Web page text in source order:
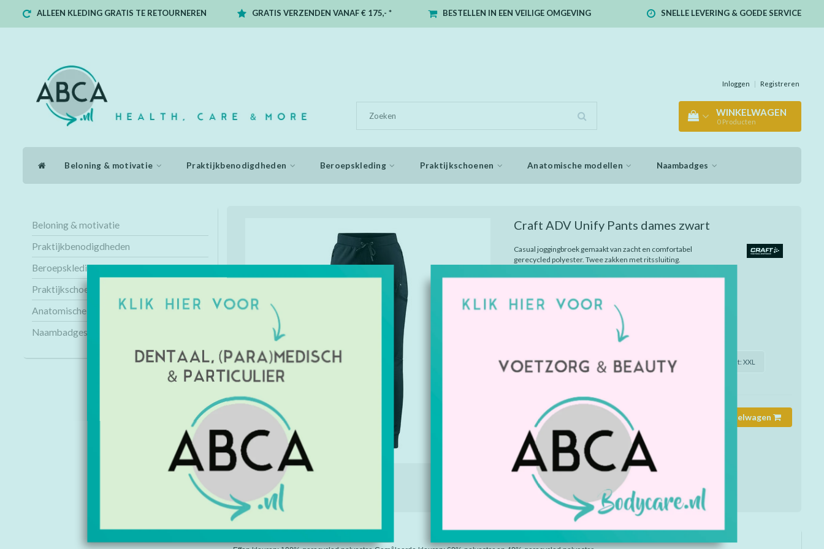
ALLEEN KLEDING GRATIS TE RETOURNEREN GRATIS VERZENDEN VANAF € 175,- * BESTELLEN IN EEN VEILIGE OMGEVING SNELLE LEVERING & GOEDE SERVICE
Inloggen | Registreren
WINKELWAGEN
0 Producten
Beloning & motivatie Praktijkbenodigdheden Beroepskleding Praktijkschoenen Anatomische modellen Naambadges
Beloning & motivatie
Praktijkbenodigdheden
Beroepskleding
Praktijkschoenen
Anatomische modellen
Naambadges
Craft ADV Unify Pants dames zwart
Casual joggingbroek gemaakt van zacht en comfortabel
gerecycled polyester. Twee zakken met ritssluiting.
polyester dat aanvoelt als katoen. Twee zakken met ritssluiting
Artikelnummer:
Beschikbaarheid:
Op voorraad
Geeft u de juiste maat / soort of kleur aan?
Maat: XS Maat: S Maat: M Maat: L Maat: XXL
€44,00
Excl. btw
Toevoegen aan winkelwagen
INFORMATIE